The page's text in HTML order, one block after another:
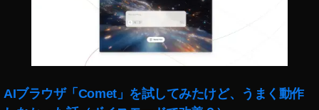
AIブラウザ「Comet」を試してみたけど、うまく動作